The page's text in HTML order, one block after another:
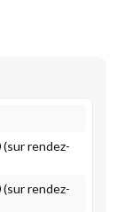
rendez-
rendez-